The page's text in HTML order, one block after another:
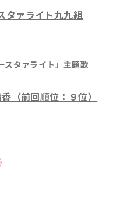
タァライト九九組
スタァライト」主題歌
前回順位：９位）